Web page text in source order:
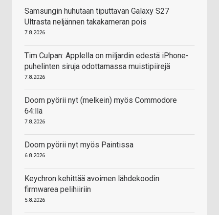
Samsungin huhutaan tiputtavan Galaxy S27
Ultrasta neljännen takakameran pois
7.8.2026
Tim Culpan: Applella on miljardin edestä iPhone-
puhelinten siruja odottamassa muistipiirejä
7.8.2026
Doom pyörii nyt (melkein) myös Commodore
64:llä
7.8.2026
Doom pyörii nyt myös Paintissa
6.8.2026
Keychron kehittää avoimen lähdekoodin
firmwarea pelihiiriin
5.8.2026